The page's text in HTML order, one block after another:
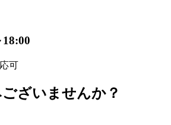
可
ざいませんか？